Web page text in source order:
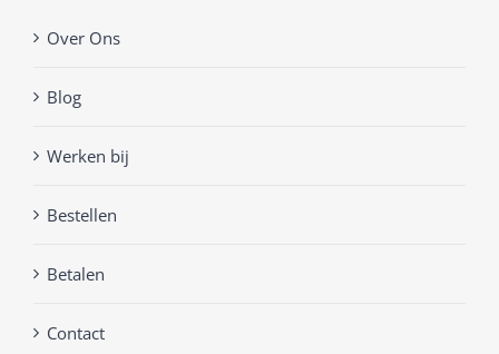
Over Ons
Blog
Werken bij
Bestellen
Betalen
Contact